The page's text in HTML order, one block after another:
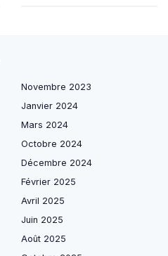
Novembre 2023
Janvier 2024
Mars 2024
Octobre 2024
Décembre 2024
Février 2025
Avril 2025
Juin 2025
Août 2025